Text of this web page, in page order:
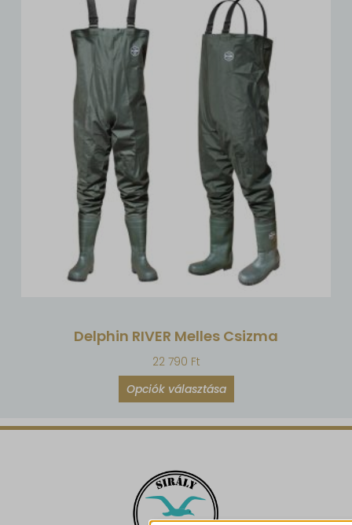
Delphin RIVER Melles Csizma
22 790 Ft
Opciók választása